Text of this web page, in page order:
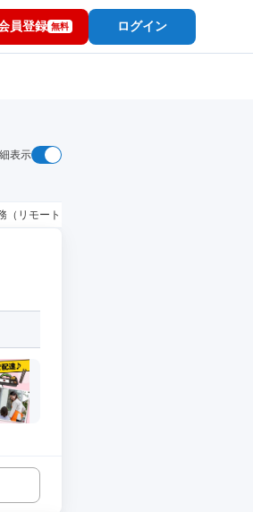
員登録 無料 ログイン
表示
（リモートワーク）OK